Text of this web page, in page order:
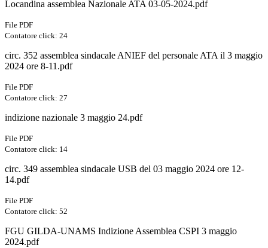
Locandina assemblea Nazionale ATA 03-05-2024.pdf
File PDF
Contatore click: 24
circ. 352 assemblea sindacale ANIEF del personale ATA il 3 maggio
2024 ore 8-11.pdf
File PDF
Contatore click: 27
indizione nazionale 3 maggio 24.pdf
File PDF
Contatore click: 14
circ. 349 assemblea sindacale USB del 03 maggio 2024 ore 12-
14.pdf
File PDF
Contatore click: 52
FGU GILDA-UNAMS Indizione Assemblea CSPI 3 maggio
2024.pdf